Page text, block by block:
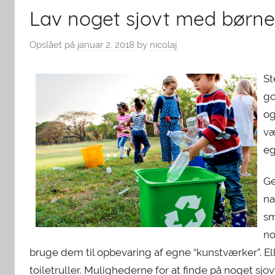
Lav noget sjovt med
Opslået på januar 2, 2018 by nicolaj
bruge dem til opbevaring af egne “kunstværker”.
toiletruller. Mulighederne for at finde på noget